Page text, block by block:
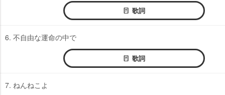
歌詞
6. 不自由な運命の中で
歌詞
7. ねんねこよ